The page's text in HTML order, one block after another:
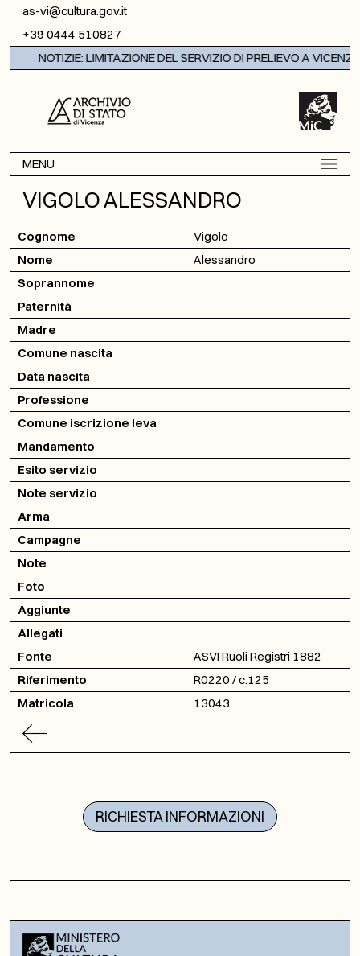
Vai al contenuto
as-vi@cultura.gov.it
+39 0444 510827
NOTIZIE: LIMITAZIONE DEL SERVIZIO DI PRELIEVO A VICENZA
MENU
VIGOLO ALESSANDRO
Cognome
Vigolo
Nome
Alessandro
Soprannome
Paternità
Madre
Comune nascita
Data nascita
Professione
Comune iscrizione leva
Mandamento
Esito servizio
Note servizio
Arma
Campagne
Note
Foto
Aggiunte
Allegati
Fonte
ASVI Ruoli Registri 1882
Riferimento
R0220 / c.125
Matricola
13043
RICHIESTA INFORMAZIONI